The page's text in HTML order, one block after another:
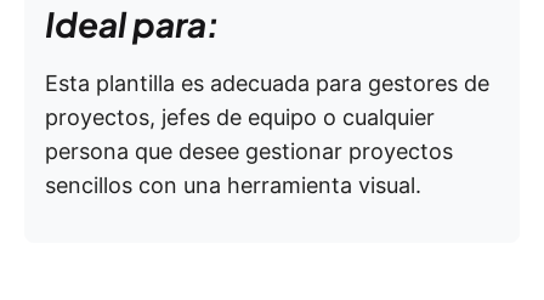
Ideal para:
Esta plantilla es adecuada para gestores de
proyectos, jefes de equipo o cualquier
persona que desee gestionar proyectos
sencillos con una herramienta visual.